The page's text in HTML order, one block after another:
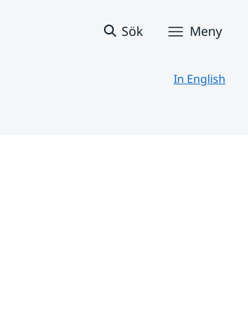
Sök Meny
In English